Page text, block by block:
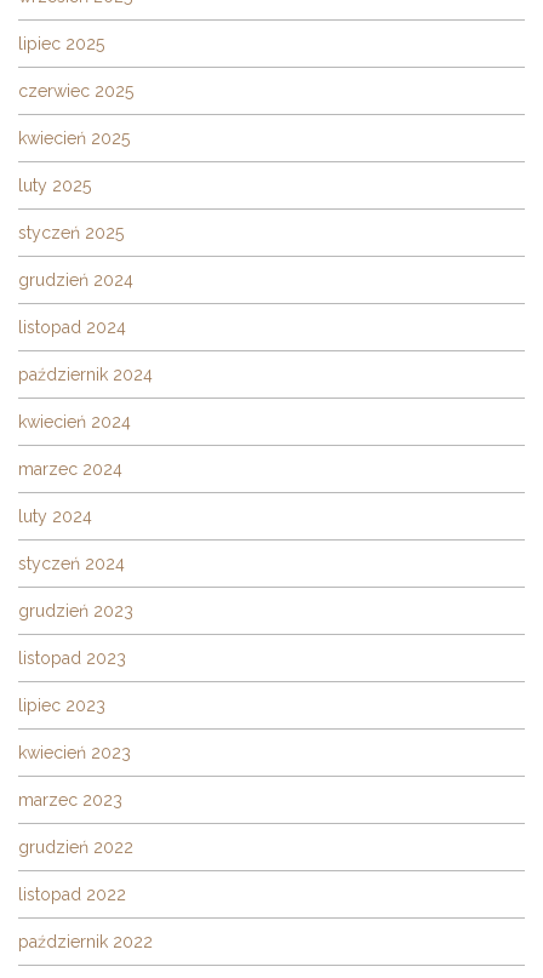
lipiec 2025
czerwiec 2025
kwiecień 2025
luty 2025
styczeń 2025
grudzień 2024
listopad 2024
październik 2024
kwiecień 2024
marzec 2024
luty 2024
styczeń 2024
grudzień 2023
listopad 2023
lipiec 2023
kwiecień 2023
marzec 2023
grudzień 2022
listopad 2022
październik 2022